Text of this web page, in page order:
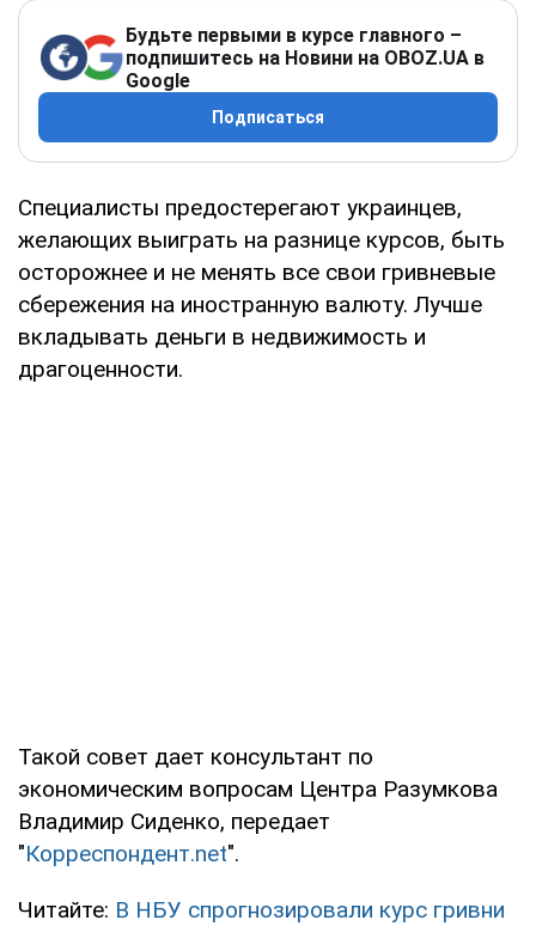
Будьте первыми в курсе главного –
подпишитесь на Новини на OBOZ.UA в
Google
Подписаться
Специалисты предостерегают украинцев,
желающих выиграть на разнице курсов, быть
осторожнее и не менять все свои гривневые
сбережения на иностранную валюту. Лучше
вкладывать деньги в недвижимость и
драгоценности.
Такой совет дает консультант по
экономическим вопросам Центра Разумкова
Владимир Сиденко, передает
"Корреспондент.net".
Читайте: В НБУ спрогнозировали курс гривни